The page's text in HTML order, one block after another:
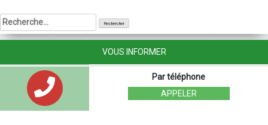
Rechercher :
VOUS INFORMER
Par téléphone
APPELER